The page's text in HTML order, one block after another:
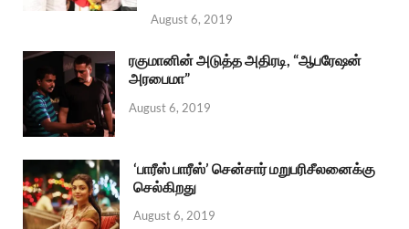
August 6, 2019
ரகுமானின் அடுத்த அதிரடி, “ஆபரேஷன்
அரபைமா”
August 6, 2019
‘பாரீஸ் பாரீஸ்’ சென்சார் மறுபரிசீலனைக்கு
செல்கிறது
August 6, 2019